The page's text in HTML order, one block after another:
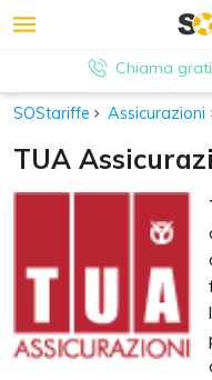
Chiama
SOStariffe Assicurazioni
TUA